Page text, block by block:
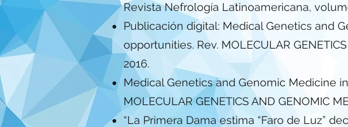
Revista Nefrología Latinoamericana,
Publicación digital: Medical Genetics and
opportunities. Rev. MOLECULAR
2016.
Medical Genetics and Genomic Medicine
MOLECULAR GENETICS AND GENOMIC
“La Primera Dama estima “Faro de Luz”